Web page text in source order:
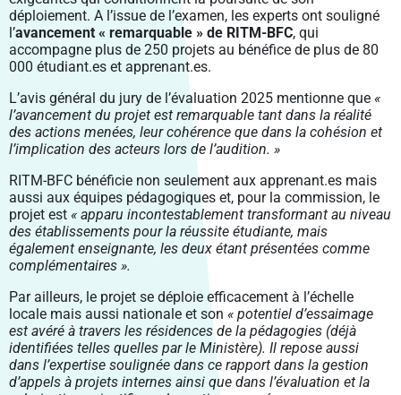
déploiement. A l’issue de l’examen, les experts ont souligné
l’avancement « remarquable » de RITM-BFC, qui
accompagne plus de 250 projets au bénéfice de plus de 80
000 étudiant.es et apprenant.es.
L’avis général du jury de l’évaluation 2025 mentionne que «
l’avancement du projet est remarquable tant dans la réalité
des actions menées, leur cohérence que dans la cohésion et
l’implication des acteurs lors de l’audition. »
RITM-BFC bénéficie non seulement aux apprenant.es mais
aussi aux équipes pédagogiques et, pour la commission, le
projet est « apparu incontestablement transformant au niveau
des établissements pour la réussite étudiante, mais
également enseignante, les deux étant présentées comme
complémentaires ».
Par ailleurs, le projet se déploie efficacement à l’échelle
locale mais aussi nationale et son « potentiel d’essaimage
est avéré à travers les résidences de la pédagogies (déjà
identifiées telles quelles par le Ministère). Il repose aussi
dans l’expertise soulignée dans ce rapport dans la gestion
d’appels à projets internes ainsi que dans l’évaluation et la